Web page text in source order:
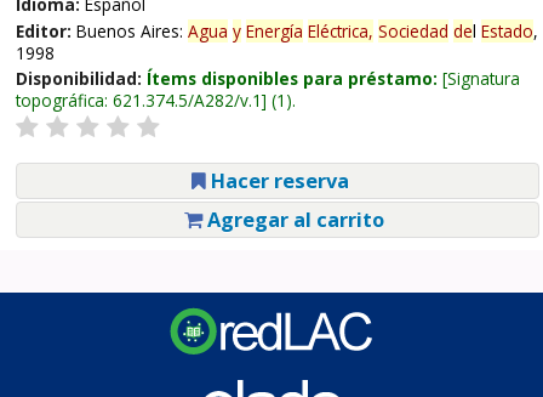
Editor: Buenos Aires: Agua y Energía Eléctrica, Sociedad del Estado,
1998
Disponibilidad: Ítems disponibles para préstamo: Signatura
topográfica: 621.374.5/A282/v.1 (1).
Hacer reserva
Agregar al carrito